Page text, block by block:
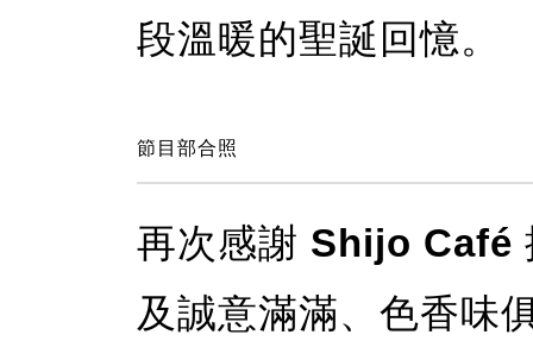
段溫暖的聖誕回憶。
節目部合照
再次感謝 Shijo Café
及誠意滿滿、色香味